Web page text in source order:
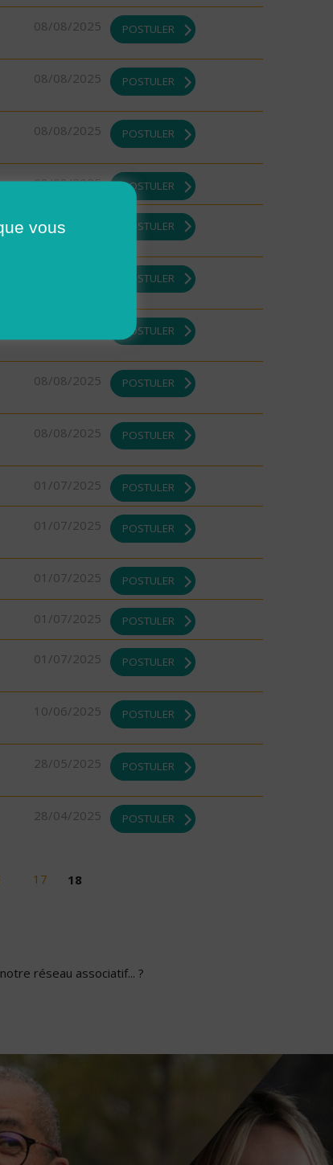
08/08/2025 POSTULER
08/08/2025 POSTULER
08/08/2025 POSTULER
08/08/2025 POSTULER
08/08/2025 POSTULER
POSTULER
POSTULER
08/08/2025 POSTULER
08/08/2025 POSTULER
01/07/2025 POSTULER
01/07/2025 POSTULER
01/07/2025 POSTULER
01/07/2025 POSTULER
01/07/2025 POSTULER
10/06/2025 POSTULER
28/05/2025 POSTULER
28/04/2025 POSTULER
17 18
réseau associatif... ?
vous